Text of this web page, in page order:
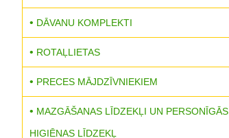
DĀVANU KOMPLEKTI
ROTAĻLIETAS
PRECES MĀJDZĪVNIEKIEM
MAZGĀŠANAS LĪDZEKĻI UN PERSONĪGĀS
HIGIĒNAS LĪDZEKĻ